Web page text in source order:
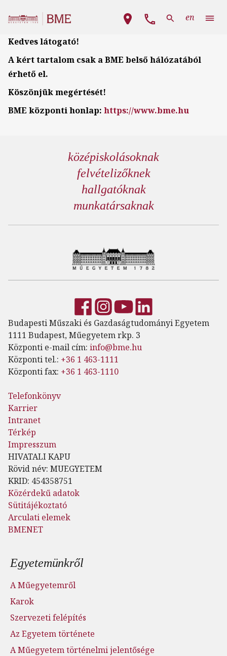
Fő navigáció
en
Kedves látogató!
A kért tartalom csak a BME belső hálózatából
érhető el.
Köszönjük megértését!
BME központi honlap: https://www.bme.hu
középiskolásoknak
felvételizőknek
hallgatóknak
munkatársaknak
Budapesti Műszaki és Gazdaságtudományi Egyetem
1111 Budapest, Műegyetem rkp. 3
Központi e-mail cím: info@bme.hu
Központi tel.: +36 1 463-1111
Központi fax: +36 1 463-1110
Telefonkönyv
Karrier
Intranet
Térkép
Impresszum
HIVATALI KAPU
Rövid név: MUEGYETEM
KRID: 454358751
Közérdekű adatok
Sütitájékoztató
Arculati elemek
BMENET
Lábléc menü
Egyetemünkről
A Műegyetemről
Karok
Szervezeti felépítés
Az Egyetem története
A Műegyetem történelmi jelentősége